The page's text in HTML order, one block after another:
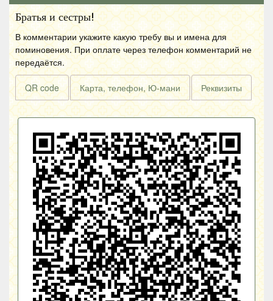
Братья и сестры!
В комментарии укажите какую требу вы и имена для
поминовения. При оплате через телефон комментарий не
передаётся.
QR code Карта, телефон, Ю-мани Реквизиты